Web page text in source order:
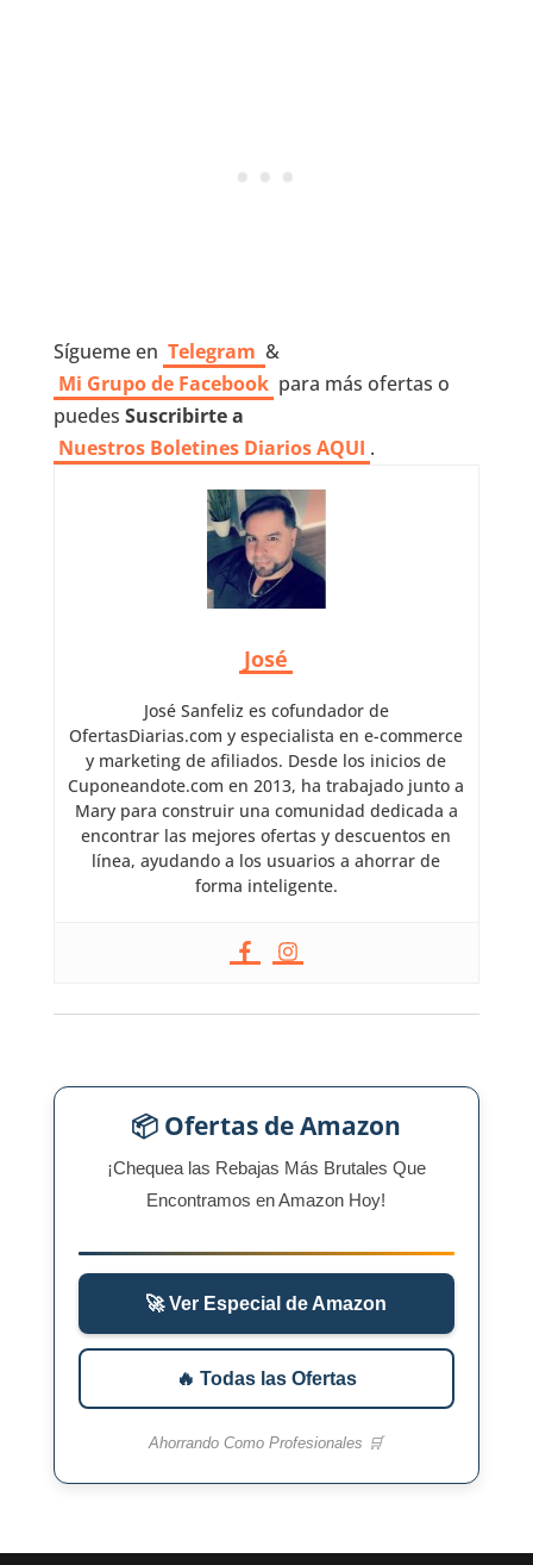
Sígueme en Telegram &
Mi Grupo de Facebook para más ofertas o
puedes Suscribirte a
Nuestros Boletines Diarios AQUI .
José
José Sanfeliz es cofundador de
OfertasDiarias.com y especialista en e-commerce
y marketing de afiliados. Desde los inicios de
Cuponeandote.com en 2013, ha trabajado junto a
Mary para construir una comunidad dedicada a
encontrar las mejores ofertas y descuentos en
línea, ayudando a los usuarios a ahorrar de
forma inteligente.
📦 Ofertas de Amazon
¡Chequea las Rebajas Más Brutales Que
Encontramos en Amazon Hoy!
🚀 Ver Especial de Amazon
🔥 Todas las Ofertas
Ahorrando Como Profesionales 🛒